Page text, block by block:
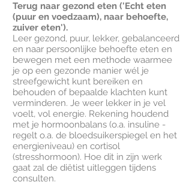
Terug naar gezond eten ('Echt eten
(puur en voedzaam), naar behoefte,
zuiver eten').
Leer gezond, puur, lekker, gebalanceerd
en naar persoonlijke behoefte eten en
bewegen met een methode waarmee
je op een gezonde manier wél je
streefgewicht kunt bereiken en
behouden of bepaalde klachten kunt
verminderen. Je weer lekker in je vel
voelt, vol energie. Rekening houdend
met je hormoonbalans (o.a. insuline -
regelt o.a. de bloedsuikerspiegel en het
energieniveau) en cortisol
(stresshormoon). Hoe dit in zijn werk
gaat zal de diëtist uitleggen tijdens
consulten.